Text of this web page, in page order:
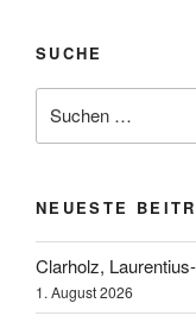
SUCHE
nach:
NEUESTE
Clarholz,
1. August 2026